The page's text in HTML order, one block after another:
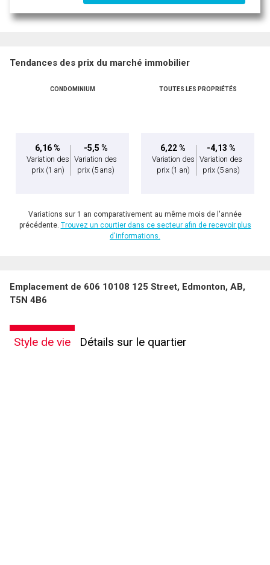
Tendances des prix du marché immobilier
CONDOMINIUM
6,16 %
Variation des
prix (1 an)
-5,5 %
Variation des
prix (5 ans)
TOUTES LES PROPRIÉTÉS
6,22 %
Variation des
prix (1 an)
-4,13 %
Variation des
prix (5 ans)
Variations sur 1 an comparativement au même mois de l'année
précédente. Trouvez un courtier dans ce secteur afin de recevoir plus
d'informations.
Emplacement de 606 10108 125 Street, Edmonton, AB,
T5N 4B6
Style de vie Détails sur le quartier